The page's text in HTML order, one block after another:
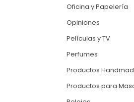
Oficina y Papelería
Opiniones
Películas y TV
Perfumes
Productos
Productos para